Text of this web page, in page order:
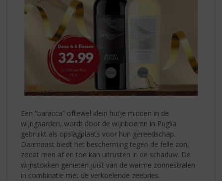
Een “baracca” oftewel klein hutje midden in de
wijngaarden, wordt door de wijnboeren in Puglia
gebruikt als opslagplaats voor hun gereedschap.
Daarnaast biedt het bescherming tegen de felle zon,
zodat men af en toe kan uitrusten in de schaduw. De
wijnstokken genieten juist van de warme zonnestralen
in combinatie met de verkoelende zeebries.